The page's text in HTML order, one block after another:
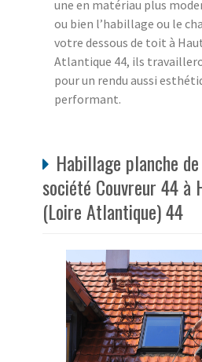
une en matériau plus
ou bien l’habillage ou le
votre dessous de toit à
Atlantique 44, ils
pour un rendu aussi
performant.
Habillage planche
société Couvreur 44 à
(Loire Atlantique) 44